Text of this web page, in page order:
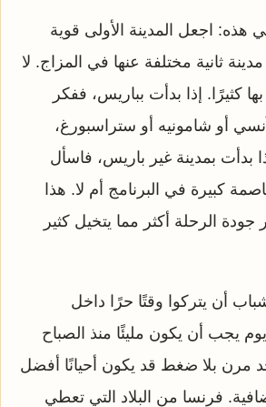
هذه: اجعل المدينة الأولى قوية
ثانية مختلفة عنها في المزاج. لا
كثيرًا. إذا بدأت بباريس، ففكر
أو شامونيه أو ستراسبورغ،
بمدينة غير باريس، فاسأل
كبيرة في البرنامج أم لا. هذا
جودة الرحلة أكثر مما يتخيل كثير
أن يتركوا وقتًا حرًا داخل
يجب أن يكون مليئًا منذ الصباح
مرن بلا ضغط قد يكون أحيانًا أفضل
فرنسا من البلاد التي تعطي